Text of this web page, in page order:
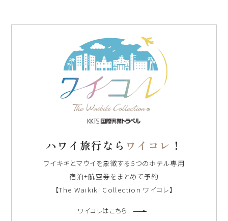
ハワイ旅行なら ワイコレ ！
ワイキキとマウイを象徴する5つのホテル専用
宿泊+航空券をまとめて予約
【The Waikiki Collection ワイコレ】
ワイコレはこちら